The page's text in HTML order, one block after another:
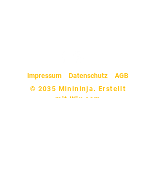
Impressum Datenschutz
AGB
© 2035 Minininja. Erstellt
mit Wix.com